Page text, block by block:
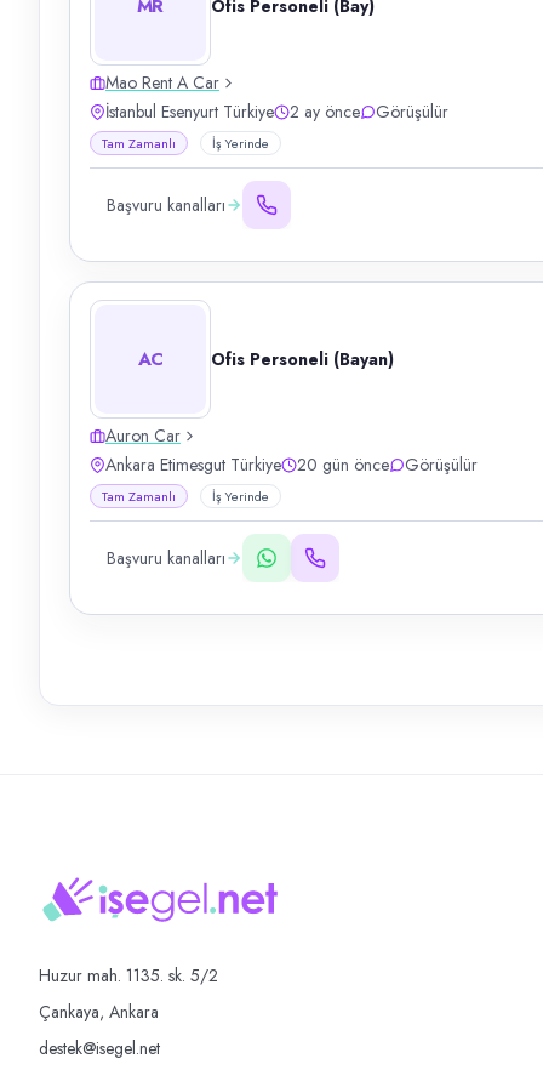
MR Ofis Personeli (Bay)
Mao Rent A Car
İstanbul Esenyurt Türkiye
2 ay önce Görüşülür
Tam Zamanlı İş Yerinde
Başvuru kanalları
AC Ofis Personeli (Bayan)
Auron Car
Ankara Etimesgut Türkiye
20 gün önce Görüşülür
Tam Zamanlı İş Yerinde
Başvuru kanalları
Huzur mah. 1135. sk. 5/2
Çankaya, Ankara
destek@isegel.net